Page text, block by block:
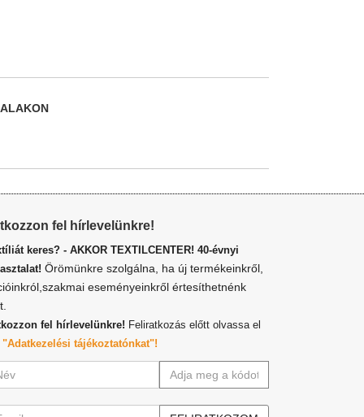
fel hírlevelünkre!
keres? - AKKOR TEXTILCENTER! 40-évnyi
Örömünkre szolgálna, ha új termékeinkről,
eseményeinkről értesíthetnénk
fel hírlevelünkre! Feliratkozás előtt olvassa el
"Adatkezelési tájékoztatónkat"!